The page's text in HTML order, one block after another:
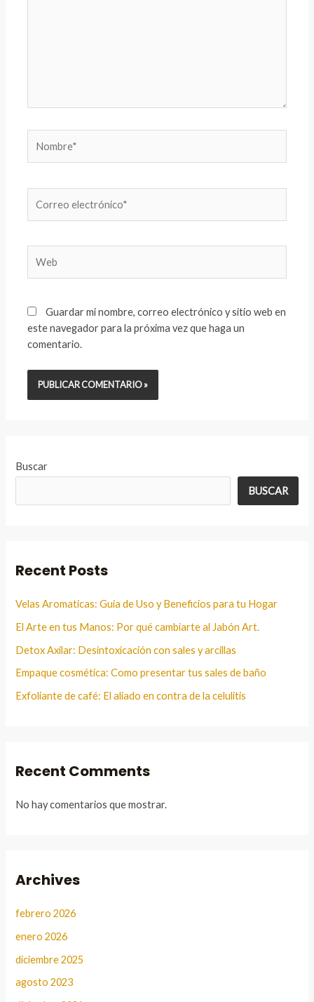
electrónico*
Guardar mi nombre, correo electrónico y sitio web en
este navegador para la próxima vez que haga un
comentario.
Buscar
BUSCAR
Recent Posts
Velas Aromaticas: Guia de Uso y Beneficios para tu Hogar
El Arte en tus Manos: Por qué cambiarte al Jabón Art.
Detox Axilar: Desintoxicación con sales y arcillas
Empaque cosmética: Como presentar tus sales de baño
Exfoliante de café: El aliado en contra de la celulitis
Recent Comments
No hay comentarios que mostrar.
Archives
febrero 2026
enero 2026
diciembre 2025
agosto 2023